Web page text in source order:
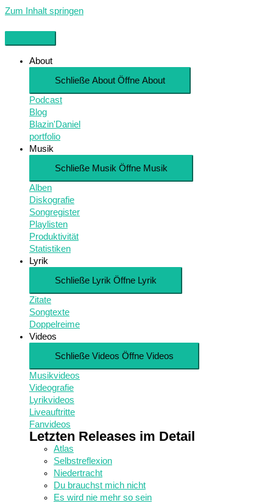
Zum Inhalt springen
About
Schließe About Öffne About
Podcast
Blog
Blazin'Daniel
portfolio
Musik
Schließe Musik Öffne Musik
Alben
Diskografie
Songregister
Playlisten
Produktivität
Statistiken
Lyrik
Schließe Lyrik Öffne Lyrik
Zitate
Songtexte
Doppelreime
Videos
Schließe Videos Öffne Videos
Musikvideos
Videografie
Lyrikvideos
Liveauftritte
Fanvideos
Letzten Releases im Detail
Atlas
Selbstreflexion
Niedertracht
Du brauchst mich nicht
Es wird nie mehr so sein